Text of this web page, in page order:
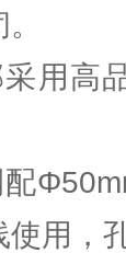
用高
使用，